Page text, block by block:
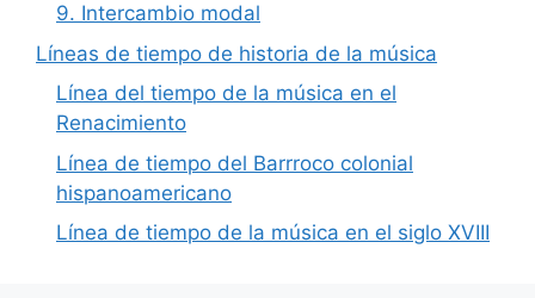
9. Intercambio modal
Líneas de tiempo de historia de la música
Línea del tiempo de la música en el
Renacimiento
Línea de tiempo del Barrroco colonial
hispanoamericano
Línea de tiempo de la música en el siglo XVIII